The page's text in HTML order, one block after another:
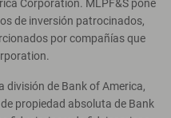
Corporation. MLPF&S pone
de inversión patrocinados,
por compañías que
división de Bank of America,
propiedad absoluta de Bank